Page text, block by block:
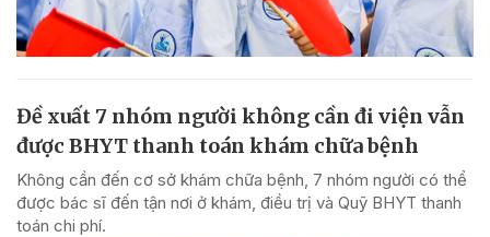
Đề xuất 7 nhóm người không cần đi viện vẫn
được BHYT thanh toán khám chữa bệnh
Không cần đến cơ sở khám chữa bệnh, 7 nhóm người có thể
được bác sĩ đến tận nơi ở khám, điều trị và Quỹ BHYT thanh
toán chi phí.